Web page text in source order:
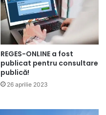
REGES-ONLINE a fost
publicat pentru consultare
publică!
26 aprilie 2023